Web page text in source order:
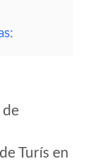
de
Turís en